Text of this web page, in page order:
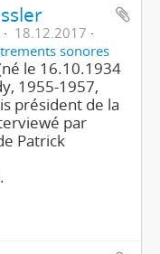
18.12.2017
sonores
le 16.10.1934
1955-1957,
président de la
par
Patrick